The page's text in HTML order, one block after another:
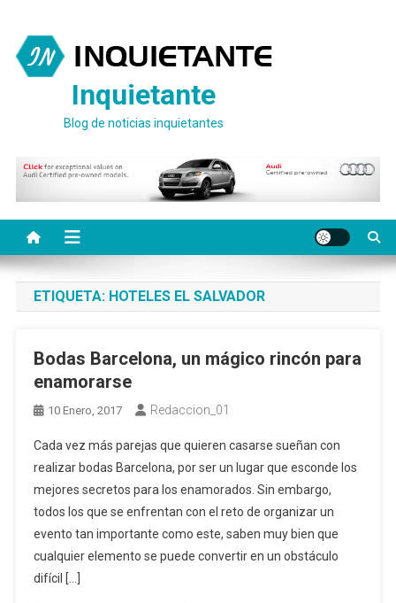
contenido
Inquietante
Blog de noticias inquietantes
ETIQUETA: HOTELES EL SALVADOR
Bodas Barcelona, un mágico rincón para
enamorarse
10 Enero, 2017 Redaccion_01
Cada vez más parejas que quieren casarse sueñan con
realizar bodas Barcelona, por ser un lugar que esconde los
mejores secretos para los enamorados. Sin embargo,
todos los que se enfrentan con el reto de organizar un
evento tan importante como este, saben muy bien que
cualquier elemento se puede convertir en un obstáculo
difícil […]